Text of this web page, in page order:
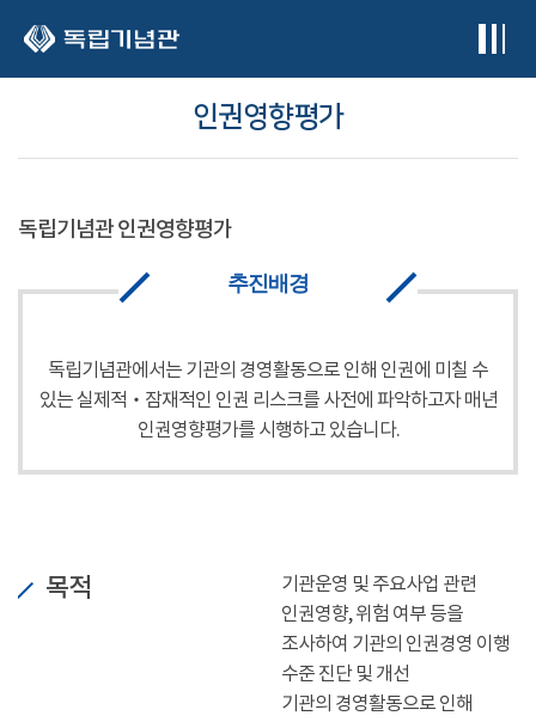
인권영향평가
독립기념관 인권영향평가
추진배경
독립기념관에서는 기관의 경영활동으로 인해 인권에 미칠 수
있는 실제적‧잠재적인 인권 리스크를 사전에 파악하고자 매년
인권영향평가를 시행하고 있습니다.
목적
기관운영 및 주요사업 관련
인권영향, 위험 여부 등을
조사하여 기관의 인권경영 이행
수준 진단 및 개선
기관의 경영활동으로 인해